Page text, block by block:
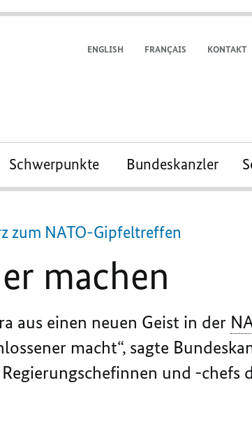
ENGLISH FRANÇAIS KONTAKT
Schwerpunkte Bundeskanzler
zum NATO-Gipfeltreffen
machen
aus einen neuen Geist in der
macht“, sagte
und -chefs